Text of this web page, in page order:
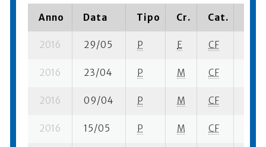
Anno Data Tipo Cr. Cat.
2016 29/05 P E CF
2016 23/04 P M CF
2016 09/04 P M CF
2016 15/05 P M CF